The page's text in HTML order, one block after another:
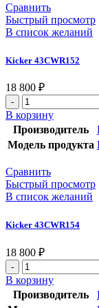
Сравнить
Быстрый просмотр
В список желаний
Kicker 43CWR152
18 800 ₽
В корзину
Производитель
Модель продукта
Сравнить
Быстрый просмотр
В список желаний
Kicker 43CWR154
18 800 ₽
В корзину
Производитель